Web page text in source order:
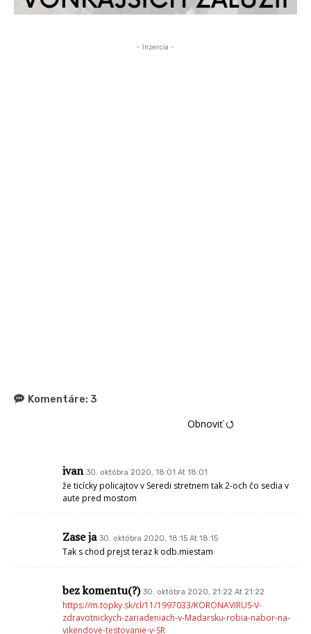
- Inzercia -
Komentáre: 3
Obnoviť ⭯
ivan 30. októbra 2020, 18:01 At 18:01
že ticícky policajtov v Seredi stretnem tak 2-och čo sedia v
aute pred mostom
Zase ja 30. októbra 2020, 18:15 At 18:15
Tak s chod prejst teraz k odb.miestam
bez komentu(?) 30. októbra 2020, 21:22 At 21:22
https://m.topky.sk/cl/11/1997033/KORONAVIRUS-V-
zdravotnickych-zariadeniach-v-Madarsku-robia-nabor-na-
vikendove-testovanie-v-SR